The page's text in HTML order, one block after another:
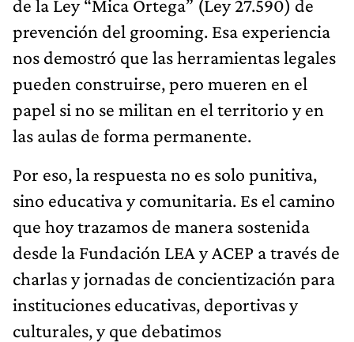
de la Ley “Mica Ortega” (Ley 27.590) de
prevención del grooming. Esa experiencia
nos demostró que las herramientas legales
pueden construirse, pero mueren en el
papel si no se militan en el territorio y en
las aulas de forma permanente.
Por eso, la respuesta no es solo punitiva,
sino educativa y comunitaria. Es el camino
que hoy trazamos de manera sostenida
desde la Fundación LEA y ACEP a través de
charlas y jornadas de concientización para
instituciones educativas, deportivas y
culturales, y que debatimos